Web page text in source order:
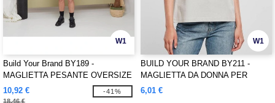
W1
Build Your Brand BY189 -
MAGLIETTA PESANTE OVERSIZE
LAVATA ACIDO
10,92 €
18,46 €
-41%
W1
BUILD YOUR BRAND BY211 -
MAGLIETTA DA DONNA PER
TUTTI I GIORNI
6,01 €